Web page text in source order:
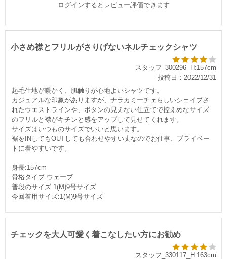
ログインするとレビュー評価できます
小さめ襟とフリルがさりげないネルチェックシャツ
スタッフ_300296_H:157cm
投稿日：2022/12/31
起毛生地が暖かく、肌触りが心地よいシャツです。
カジュアルな印象がありますが、ナラカミーチェらしいシェイプさ
れたウエストラインや、ボタンの見えない仕立てで控えめなサイズ
のフリルと襟がキチンと感をアップして見せてくれます。
サイズはいつものサイズでいいと思います。
裾をINしてもOUTしても合わせやすい丈なのでお仕事、プライベー
トに着やすいです。
身長:157cm
骨格タイプ:ウェーブ
普段のサイズ:1(M)9号サイズ
今回着用サイズ:1(M)9号サイズ
チェックを大人可愛く着こなしたい方にお勧め
スタッフ_330117_H:163cm